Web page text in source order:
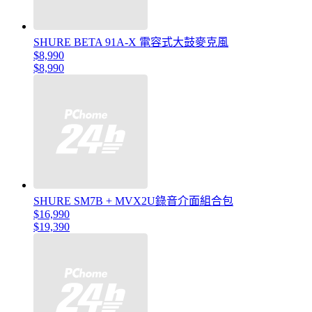
SHURE BETA 91A-X 電容式大鼓麥克風
$8,990
$8,990
SHURE SM7B + MVX2U錄音介面組合包
$16,990
$19,390